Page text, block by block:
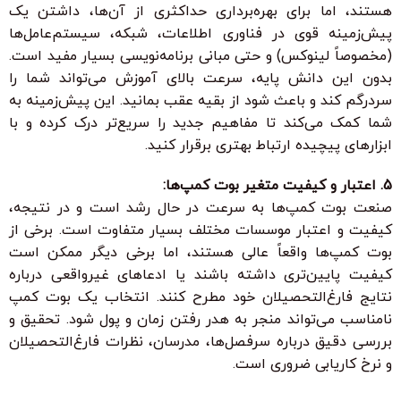
هستند، اما برای بهره‌برداری حداکثری از آن‌ها، داشتن یک
پیش‌زمینه قوی در فناوری اطلاعات، شبکه، سیستم‌عامل‌ها
(مخصوصاً لینوکس) و حتی مبانی برنامه‌نویسی بسیار مفید است.
بدون این دانش پایه، سرعت بالای آموزش می‌تواند شما را
سردرگم کند و باعث شود از بقیه عقب بمانید. این پیش‌زمینه به
شما کمک می‌کند تا مفاهیم جدید را سریع‌تر درک کرده و با
ابزارهای پیچیده ارتباط بهتری برقرار کنید.
5. اعتبار و کیفیت متغیر بوت کمپ‌ها:
صنعت بوت کمپ‌ها به سرعت در حال رشد است و در نتیجه،
کیفیت و اعتبار موسسات مختلف بسیار متفاوت است. برخی از
بوت کمپ‌ها واقعاً عالی هستند، اما برخی دیگر ممکن است
کیفیت پایین‌تری داشته باشند یا ادعاهای غیرواقعی درباره
نتایج فارغ‌التحصیلان خود مطرح کنند. انتخاب یک بوت کمپ
نامناسب می‌تواند منجر به هدر رفتن زمان و پول شود. تحقیق و
بررسی دقیق درباره سرفصل‌ها، مدرسان، نظرات فارغ‌التحصیلان
و نرخ کاریابی ضروری است.